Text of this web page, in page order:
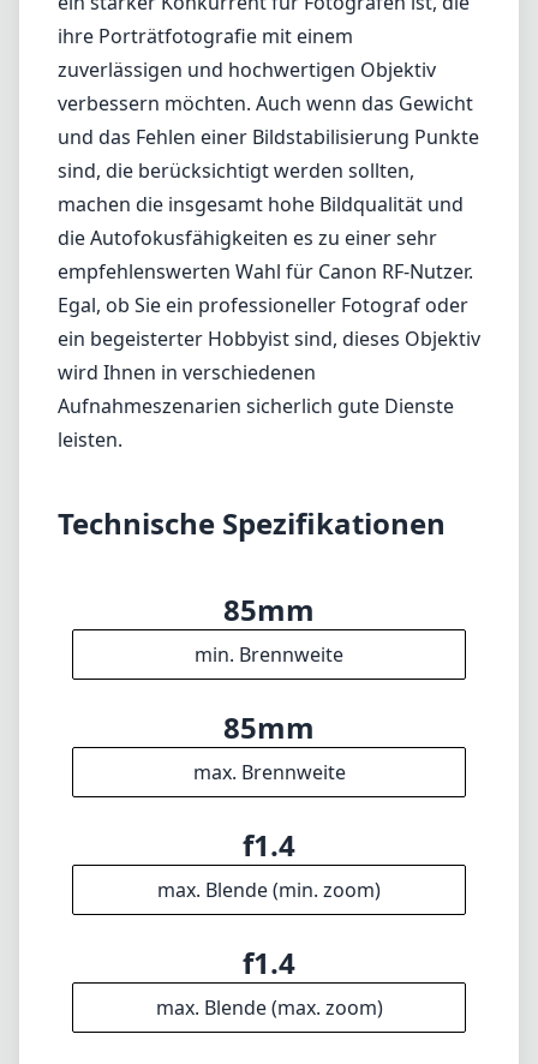
Nachteile
Schwerer als einige Wettbewerber in
derselben Kategorie
Keine integrierte Bildstabilisierung
Fazit
Zusammenfassend lässt sich sagen, dass das
Samyang/Rokinon AF 85mm F1.4 RF-Objektiv
eine außergewöhnliche Leistung bietet und
ein starker Konkurrent für Fotografen ist, die
ihre Porträtfotografie mit einem
zuverlässigen und hochwertigen Objektiv
verbessern möchten. Auch wenn das Gewicht
und das Fehlen einer Bildstabilisierung Punkte
machen die insgesamt hohe Bildqualität und
die Autofokusfähigkeiten es zu einer sehr
Egal, ob Sie ein professioneller Fotograf oder
ein begeisterter Hobbyist sind, dieses Objektiv
wird Ihnen in verschiedenen
Aufnahmeszenarien sicherlich gute Dienste
leisten.
Technische Spezifikationen
85mm
min. Brennweite
85mm